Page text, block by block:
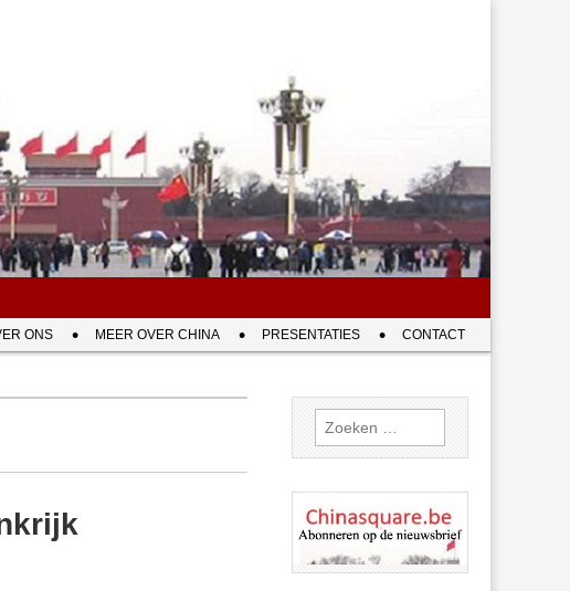
ONS MEER OVER CHINA PRESENTATIES CONTACT
Zoeken
naar: